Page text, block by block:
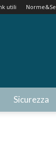
utili
Sicurezza